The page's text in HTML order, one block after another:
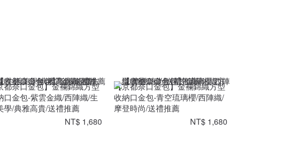
都奈口金包】金襴錦織方型
口金包-紫雲金織/西陣織/生
學/典雅高貴/送禮推薦
NT$ 1,680
【京都奈口金包】金襴錦織方型
收納口金包-青空琉璃櫻/西陣織/
摩登時尚/送禮推薦
NT$ 1,680